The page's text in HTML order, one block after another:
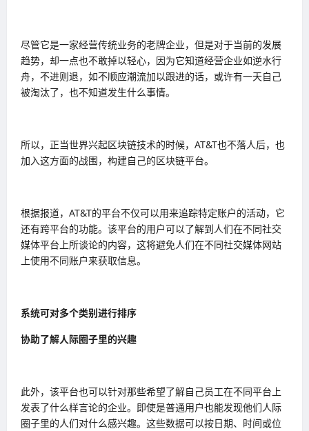
尽管它是一家经营传统业务的老牌企业，但是对于当前的发展
趋势，却一点也不敢掉以轻心，因为它知道经营企业如逆水行
舟，不进则退，如不顺应潮流加以跟进的话，或许有一天自己
被淘汰了，也不知道发生什么事情。
所以，正当世界兴起区块链技术的时候，AT&T也不落人后，也
加入这方面的战围，构建自己的区块链平台。
根据报道，AT&T的平台不仅可以用来追踪特定账户的活动，它
还有跨平台的功能。该平台的用户可以了解到人们在不同社交
媒体平台上所谈论的内容，这将避免人们在不同社交媒体网站
上使用不同账户来获取信息。
系统可对多个类别进行排序
协助了解人际圈子里的兴趣
此外，该平台也可以针对那些希望了解自己员工在不同平台上
发表了什么样言论的企业。即使是普通用户也能发现他们人际
圈子里的人们对什么感兴趣。这些数据可以按日期、时间或位